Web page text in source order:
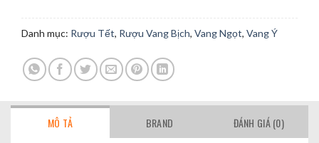
Danh mục: Rượu Tết, Rượu Vang Bịch, Vang Ngọt, Vang Ý
MÔ TẢ BRAND ĐÁNH GIÁ (0)